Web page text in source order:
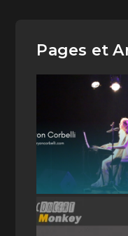
Pages et